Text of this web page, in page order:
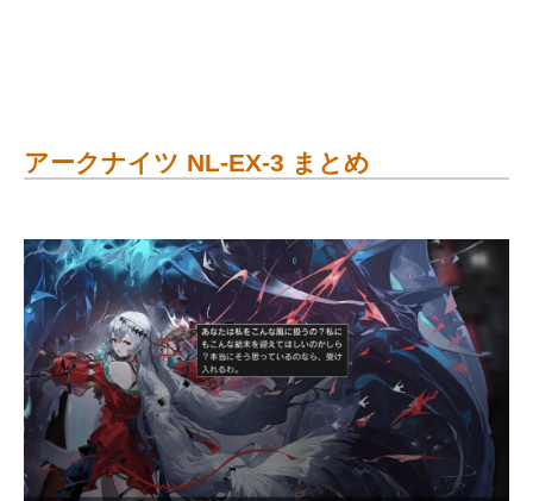
アークナイツ NL-EX-3 まとめ